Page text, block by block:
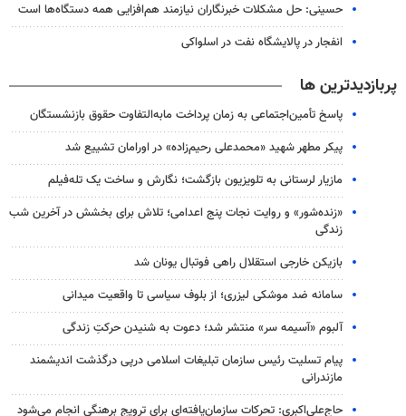
حسینی: حل مشکلات خبرنگاران نیازمند هم‌افزایی همه دستگاه‌ها است
انفجار در پالایشگاه نفت در اسلواکی
پربازدیدترین ها
پاسخ تأمین‌اجتماعی به زمان پرداخت مابه‌التفاوت حقوق بازنشستگان
پیکر مطهر شهید «محمدعلی رحیم‌زاده» در اورامان تشییع شد
مازیار لرستانی به تلویزیون بازگشت؛ نگارش و ساخت یک تله‌فیلم
«زنده‌شور» و روایت نجات پنج اعدامی؛ تلاش برای بخشش در آخرین شب
زندگی
بازیکن خارجی استقلال راهی فوتبال یونان شد
سامانه ضد موشکی لیزری؛ از بلوف سیاسی تا واقعیت میدانی
آلبوم «آسیمه سر» منتشر شد؛ دعوت به شنیدن حرکتِ زندگی
پیام تسلیت رئیس سازمان تبلیغات اسلامی درپی درگذشت اندیشمند
مازندرانی
حاج‌علی‌اکبری: تحرکات سازمان‌یافته‌ای برای ترویج برهنگی انجام می‌شود